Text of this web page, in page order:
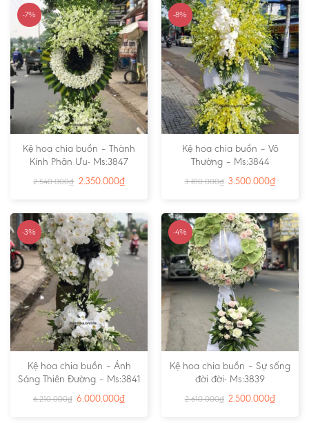
-7%
Kệ hoa chia buồn – Thành
Kính Phân Ưu- Ms:3847
2.540.000₫ 2.350.000₫
-8%
Kệ hoa chia buồn – Vô
Thường – Ms:3844
3.810.000₫ 3.500.000₫
-3%
Kệ hoa chia buồn – Ánh
Sáng Thiên Đường – Ms:3841
6.210.000₫ 6.000.000₫
-4%
Kệ hoa chia buồn – Sự sống
đời đời- Ms:3839
2.610.000₫ 2.500.000₫